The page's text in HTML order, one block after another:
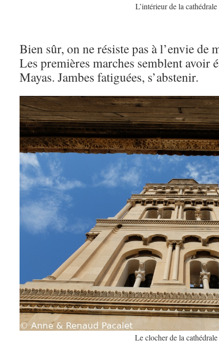
L’intérieur de la cathédrale
Bien sûr, on ne résiste pas à l’envie de
Les premières marches semblent avoir
Mayas. Jambes fatiguées, s’abstenir.
Le clocher de la cathédrale